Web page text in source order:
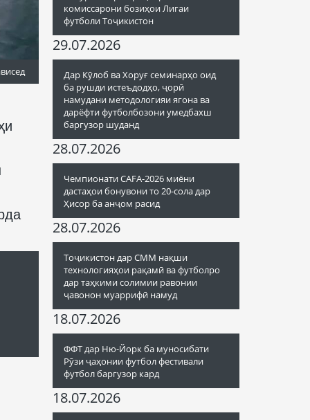
комиссарони бозиҳои Лигаи
футболи Тоҷикистон
29.07.2026
Дар Кӯлоб ва Хоруғ семинарҳо оид
ба рушди истеъдодҳо, ҷорӣ
намудани методологияи ягона ва
дарёфти футболбозони умедбахш
баргузор шуданд
28.07.2026
Чемпионати CAFA-2026 миёни
дастаҳои бонувони то 20-сола дар
Ҳисор ба анҷом расид
28.07.2026
Тоҷикистон дар СММ нақши
технологияҳои рақамӣ ва футболро
дар таҳкими солимии равонии
ҷавонон муаррифӣ намуд
18.07.2026
ФФТ дар Ню-Йорк ба муносибати
Рӯзи ҷаҳонии футбол фестивали
футбол баргузор кард
18.07.2026